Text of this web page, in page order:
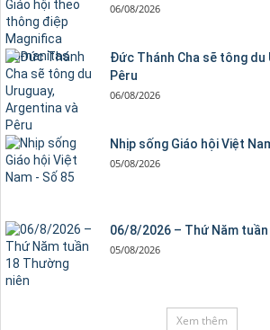
06/08/2026
Đức Thánh Cha sẽ tông du
Pêru
06/08/2026
Nhịp sống Giáo hội Việt
05/08/2026
06/8/2026 – Thứ Năm
05/08/2026
Xem thêm